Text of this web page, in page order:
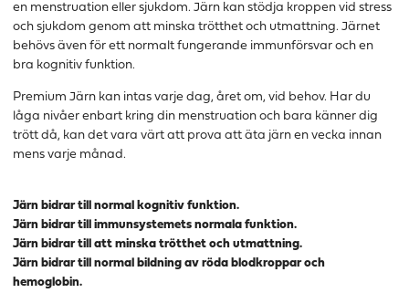
en menstruation eller sjukdom. Järn kan stödja kroppen vid stress
och sjukdom genom att minska trötthet och utmattning. Järnet
behövs även för ett normalt fungerande immunförsvar och en
bra kognitiv funktion.
Premium Järn kan intas varje dag, året om, vid behov. Har du
låga nivåer enbart kring din menstruation och bara känner dig
trött då, kan det vara värt att prova att äta järn en vecka innan
mens varje månad.
Järn bidrar till normal kognitiv funktion.
Järn bidrar till immunsystemets normala funktion.
Järn bidrar till att minska trötthet och utmattning.
Järn bidrar till normal bildning av röda blodkroppar och
hemoglobin.